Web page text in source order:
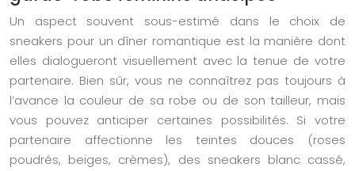
Un aspect souvent sous-estimé dans le choix de
sneakers pour un dîner romantique est la manière dont
elles dialogueront visuellement avec la tenue de votre
partenaire. Bien sûr, vous ne connaîtrez pas toujours à
l’avance la couleur de sa robe ou de son tailleur, mais
vous pouvez anticiper certaines possibilités. Si votre
partenaire affectionne les teintes douces (roses
poudrés, beiges, crèmes), des sneakers blanc cassé,